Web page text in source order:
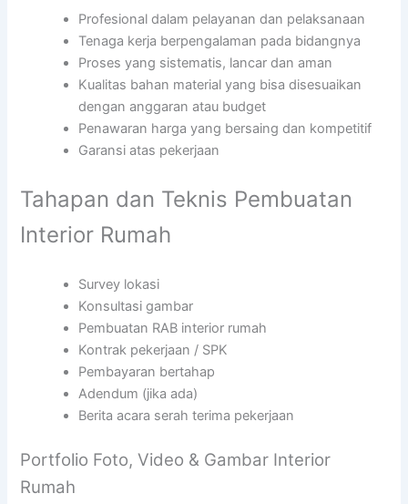
Profesional dalam pelayanan dan pelaksanaan
Tenaga kerja berpengalaman pada bidangnya
Proses yang sistematis, lancar dan aman
Kualitas bahan material yang bisa disesuaikan
dengan anggaran atau budget
Penawaran harga yang bersaing dan kompetitif
Garansi atas pekerjaan
Tahapan dan Teknis Pembuatan
Interior Rumah
Survey lokasi
Konsultasi gambar
Pembuatan RAB interior rumah
Kontrak pekerjaan / SPK
Pembayaran bertahap
Adendum (jika ada)
Berita acara serah terima pekerjaan
Portfolio Foto, Video & Gambar Interior
Rumah